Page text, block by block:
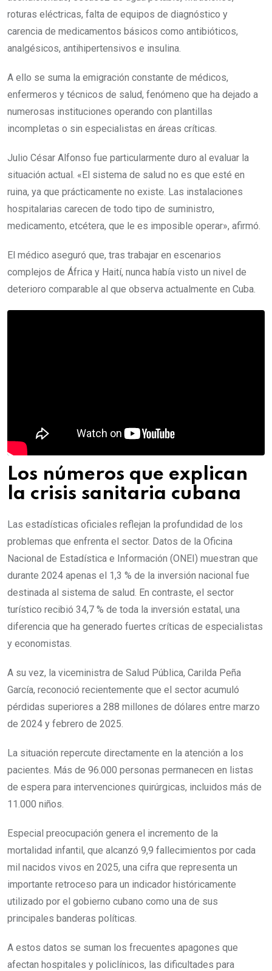
roturas eléctricas, falta de equipos de diagnóstico y
carencia de medicamentos básicos como antibióticos,
analgésicos, antihipertensivos e insulina.
A ello se suma la emigración constante de médicos,
enfermeros y técnicos de salud, fenómeno que ha dejado a
numerosas instituciones operando con plantillas
incompletas o sin especialistas en áreas críticas.
Julio César Alfonso fue particularmente duro al evaluar la
situación actual. «El sistema de salud no es que esté en
ruina, ya que prácticamente no existe. Las instalaciones
hospitalarias carecen de todo tipo de suministro,
medicamento, etcétera, que le es imposible operar», afirmó.
El médico aseguró que, tras trabajar en escenarios
complejos de África y Haití, nunca había visto un nivel de
deterioro comparable al que observa actualmente en Cuba.
Los números que explican
la crisis sanitaria cubana
Las estadísticas oficiales reflejan la profundidad de los
problemas que enfrenta el sector. Datos de la Oficina
Nacional de Estadística e Información (ONEI) muestran que
durante 2024 apenas el 1,3 % de la inversión nacional fue
destinada al sistema de salud. En contraste, el sector
turístico recibió 34,7 % de toda la inversión estatal, una
diferencia que ha generado fuertes críticas de especialistas
y economistas.
A su vez, la viceministra de Salud Pública, Carilda Peña
García, reconoció recientemente que el sector acumuló
pérdidas superiores a 288 millones de dólares entre marzo
de 2024 y febrero de 2025.
La situación repercute directamente en la atención a los
pacientes. Más de 96.000 personas permanecen en listas
de espera para intervenciones quirúrgicas, incluidos más de
11.000 niños.
Especial preocupación genera el incremento de la
mortalidad infantil, que alcanzó 9,9 fallecimientos por cada
mil nacidos vivos en 2025, una cifra que representa un
importante retroceso para un indicador históricamente
utilizado por el gobierno cubano como una de sus
principales banderas políticas.
A estos datos se suman los frecuentes apagones que
afectan hospitales y policlínicos, las dificultades para